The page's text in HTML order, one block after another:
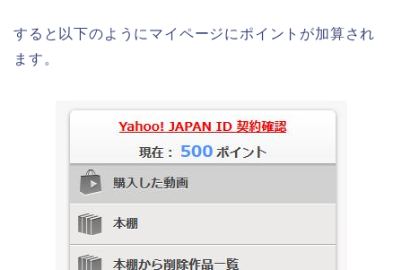
すると以下のようにマイページにポイントが加算され
ます。